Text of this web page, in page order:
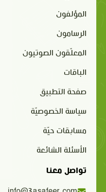
المؤلفون
الرسامون
المعلّقون الصوتيون
الباقات
صفحة التطبيق
سياسة الخصوصيّة
مسابقات حيّة
الأسئلة الشائعة
تواصل معنا